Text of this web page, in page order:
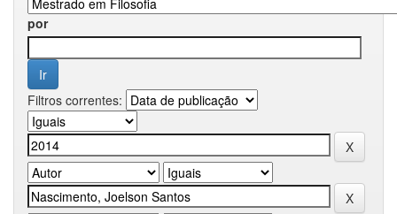
por
Filtros correntes: